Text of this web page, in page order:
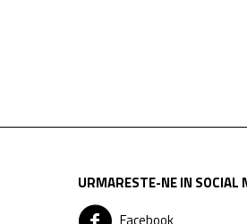
URMARESTE-NE IN SOCIAL
Facebook